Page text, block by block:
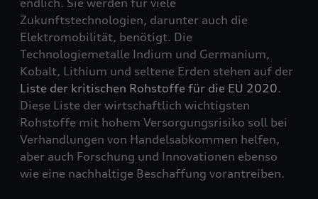
Zukunftstechnologien, darunter auch die
Elektromobilität, benötigt. Die
Technologiemetalle Indium und Germanium,
Kobalt, Lithium und seltene Erden stehen auf der
Liste der kritischen Rohstoffe für die EU 2020.
Diese Liste der wirtschaftlich wichtigsten
Rohstoffe mit hohem Versorgungsrisiko soll bei
Verhandlungen von Handelsabkommen helfen,
aber auch Forschung und Innovationen ebenso
wie eine nachhaltige Beschaffung vorantreiben.